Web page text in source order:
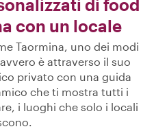
di food
con un locale
Taormina, uno dei modi
è attraverso il suo
privato con una guida
che ti mostra tutti i
i luoghi che solo i locali